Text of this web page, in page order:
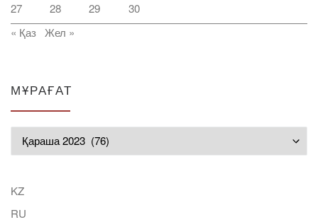
27 28 29
30
« Қаз Жел »
МҰРАҒАТ
KZ
RU